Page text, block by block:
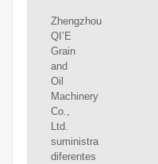
Zhengzhou
QI’E
Grain
and
Oil
Machinery
Co.,
Ltd.
suministra
diferentes